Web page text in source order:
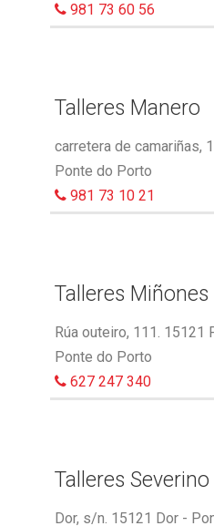
981 73 60 56
Talleres Manero
carretera de camariñas,
Ponte do Porto
981 73 10 21
Talleres Miñones
Rúa outeiro, 111. 15121
Ponte do Porto
627 247 340
Talleres Severino
Dor, s/n. 15121 Dor -